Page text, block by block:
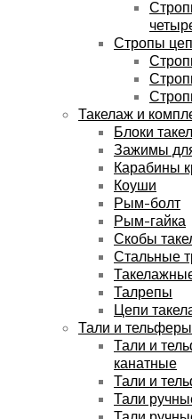
Стропы
Такелаж и
Блоки
Зажимы
Карабины
Коуши
Рым-болт
Рым-гайка
Скобы
Стальные
Талрепы
Цепи
Тали и тельферы
Тали и
канатные
Тали и
Тали